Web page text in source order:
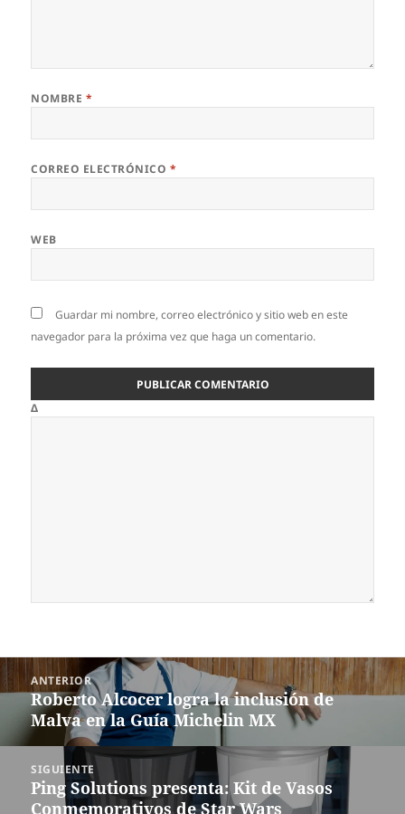
NOMBRE *
CORREO ELECTRÓNICO *
WEB
Guardar mi nombre, correo electrónico y sitio web en este
navegador para la próxima vez que haga un comentario.
Δ
Navegación
de
entradas
ANTERIOR
Entrada
anterior:
Roberto Alcocer logra la inclusión de
Malva en la Guía Michelin MX
SIGUIENTE
Siguiente
entrada:
Ping Solutions presenta: Kit de Vasos
Conmemorativos de Star Wars